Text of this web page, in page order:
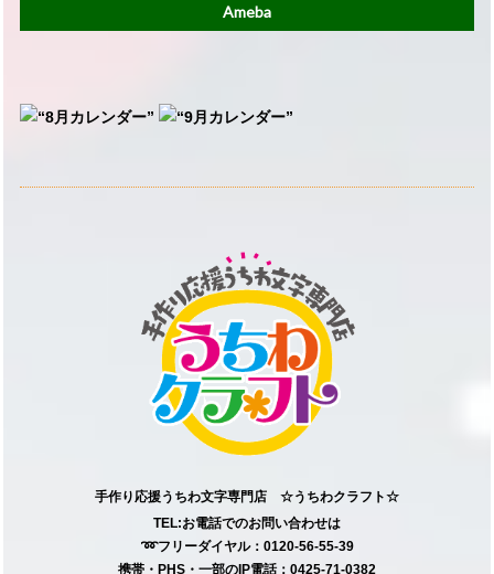
Ameba
手作り応援うちわ文字専門店 ☆うちわクラフト☆
TEL:お電話でのお問い合わせは
➿フリーダイヤル：0120-56-55-39
携帯・PHS・一部のIP電話：0425-71-0382